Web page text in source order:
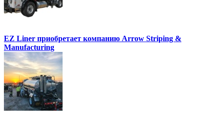
EZ Liner приобретает компанию Arrow Striping &
Manufacturing